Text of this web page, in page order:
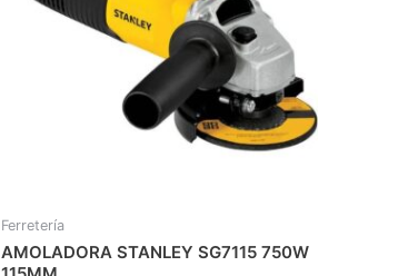
Ferretería
AMOLADORA STANLEY SG7115 750W